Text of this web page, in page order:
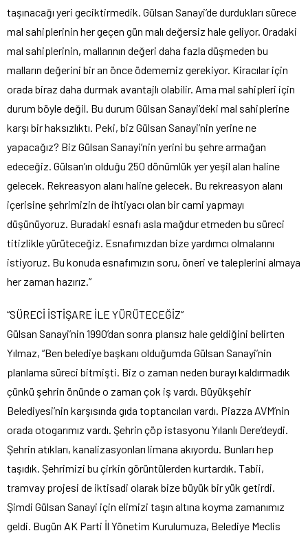
taşınacağı yeri geciktirmedik. Gülsan Sanayi’de durdukları sürece
mal sahiplerinin her geçen gün malı değersiz hale geliyor. Oradaki
mal sahiplerinin, mallarının değeri daha fazla düşmeden bu
malların değerini bir an önce ödememiz gerekiyor. Kiracılar için
orada biraz daha durmak avantajlı olabilir. Ama mal sahipleri için
durum böyle değil. Bu durum Gülsan Sanayi’deki mal sahiplerine
karşı bir haksızlıktı. Peki, biz Gülsan Sanayi’nin yerine ne
yapacağız? Biz Gülsan Sanayi’nin yerini bu şehre armağan
edeceğiz. Gülsan’ın olduğu 250 dönümlük yer yeşil alan haline
gelecek. Rekreasyon alanı haline gelecek. Bu rekreasyon alanı
içerisine şehrimizin de ihtiyacı olan bir cami yapmayı
düşünüyoruz. Buradaki esnafı asla mağdur etmeden bu süreci
titizlikle yürüteceğiz. Esnafımızdan bize yardımcı olmalarını
istiyoruz. Bu konuda esnafımızın soru, öneri ve taleplerini almaya
her zaman hazırız.”
“SÜRECİ İSTİŞARE İLE YÜRÜTECEĞİZ”
Gülsan Sanayi’nin 1990’dan sonra plansız hale geldiğini belirten
Yılmaz, “Ben belediye başkanı olduğumda Gülsan Sanayi’nin
planlama süreci bitmişti. Biz o zaman neden burayı kaldırmadık
çünkü şehrin önünde o zaman çok iş vardı. Büyükşehir
Belediyesi’nin karşısında gıda toptancıları vardı. Piazza AVM’nin
orada otogarımız vardı. Şehrin çöp istasyonu Yılanlı Dere’deydi.
Şehrin atıkları, kanalizasyonları limana akıyordu. Bunları hep
taşıdık. Şehrimizi bu çirkin görüntülerden kurtardık. Tabii,
tramvay projesi de iktisadi olarak bize büyük bir yük getirdi.
Şimdi Gülsan Sanayi için elimizi taşın altına koyma zamanımız
geldi. Bugün AK Parti İl Yönetim Kurulumuza, Belediye Meclis